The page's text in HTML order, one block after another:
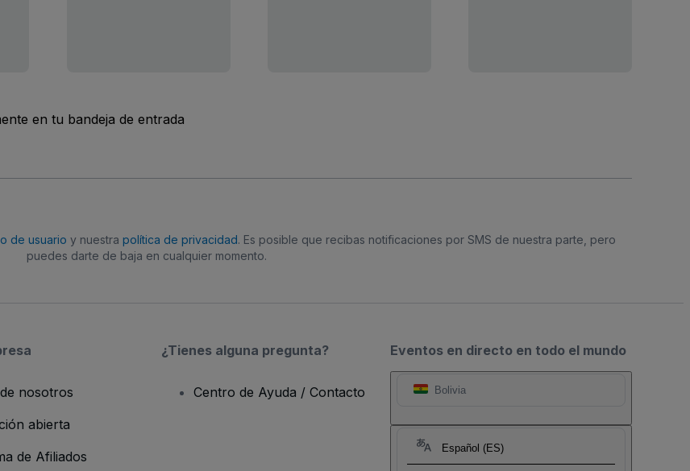
en tu bandeja de entrada
de usuario y nuestra política de privacidad. Es posible que recibas notificaciones por SMS de nuestra parte, pero
puedes darte de baja en cualquier momento.
Eventos en directo en todo el mundo
Bolivia
Español (ES)
nosotros
abierta
de Afiliados
¿Tienes alguna pregunta?
Centro de Ayuda / Contacto